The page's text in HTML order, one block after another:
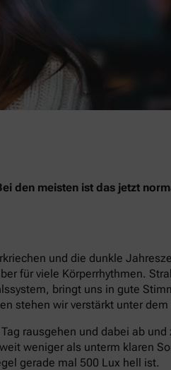
den meisten ist das jetzt
und die dunkle
für viele Körperrhythmen.
bringt uns in gute
stehen wir verstärkt unter
rausgehen und dabei ab
weniger als unterm klaren
gerade mal 500 Lux hell ist.